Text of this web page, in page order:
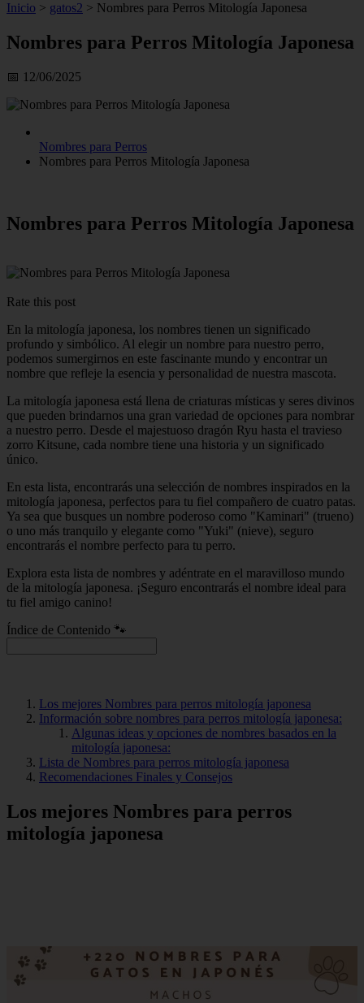
Inicio > gatos2 > Nombres para Perros Mitología Japonesa
Nombres para Perros Mitología Japonesa
📅 12/06/2025
Nombres para Perros
Nombres para Perros Mitología Japonesa
Nombres para Perros Mitología Japonesa
Rate this post
En la mitología japonesa, los nombres tienen un significado
profundo y simbólico. Al elegir un nombre para nuestro perro,
podemos sumergirnos en este fascinante mundo y encontrar un
nombre que refleje la esencia y personalidad de nuestra mascota.
La mitología japonesa está llena de criaturas místicas y seres divinos
que pueden brindarnos una gran variedad de opciones para nombrar
a nuestro perro. Desde el majestuoso dragón Ryu hasta el travieso
zorro Kitsune, cada nombre tiene una historia y un significado
único.
En esta lista, encontrarás una selección de nombres inspirados en la
mitología japonesa, perfectos para tu fiel compañero de cuatro patas.
Ya sea que busques un nombre poderoso como "Kaminari" (trueno)
o uno más tranquilo y elegante como "Yuki" (nieve), seguro
encontrarás el nombre perfecto para tu perro.
Explora esta lista de nombres y adéntrate en el maravilloso mundo
de la mitología japonesa. ¡Seguro encontrarás el nombre ideal para
tu fiel amigo canino!
Índice de Contenido 🐾
Los mejores Nombres para perros mitología japonesa
Información sobre nombres para perros mitología japonesa:
Algunas ideas y opciones de nombres basados en la
mitología japonesa:
Lista de Nombres para perros mitología japonesa
Recomendaciones Finales y Consejos
Los mejores Nombres para perros
mitología japonesa